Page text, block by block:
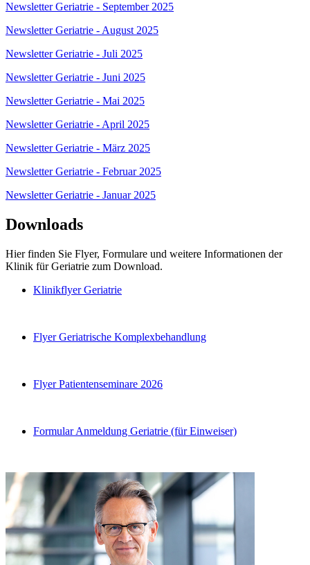
Newsletter Geriatrie - September 2025
Newsletter Geriatrie - August 2025
Newsletter Geriatrie - Juli 2025
Newsletter Geriatrie - Juni 2025
Newsletter Geriatrie - Mai 2025
Newsletter Geriatrie - April 2025
Newsletter Geriatrie - März 2025
Newsletter Geriatrie - Februar 2025
Newsletter Geriatrie - Januar 2025
Downloads
Hier finden Sie Flyer, Formulare und weitere Informationen der
Klinik für Geriatrie zum Download.
Klinikflyer Geriatrie
Flyer Geriatrische Komplexbehandlung
Flyer Patientenseminare 2026
Formular Anmeldung Geriatrie (für Einweiser)